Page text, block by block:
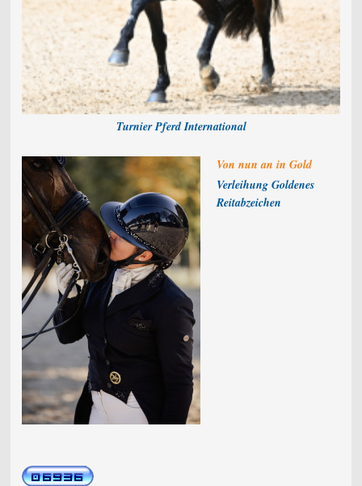
Turnier Pferd International
Von nun an in Gold
Verleihung Goldenes
Reitabzeichen